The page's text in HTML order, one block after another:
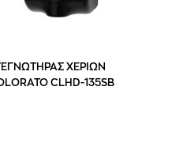
ΧΕΡΙΩΝ
CLHD-135SΒ